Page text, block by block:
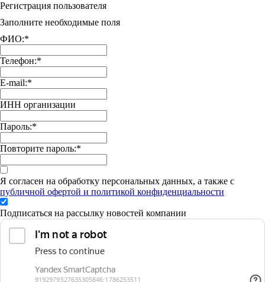
Регистрация пользователя
Заполните необходимые поля
ФИО:*
Телефон:*
E-mail:*
ИНН организации
Пароль:*
Повторите пароль:*
Я согласен на обработку персональных данных, а также с
публичной офертой и политикой конфиденциальности
Подписаться на рассылку новостей компании